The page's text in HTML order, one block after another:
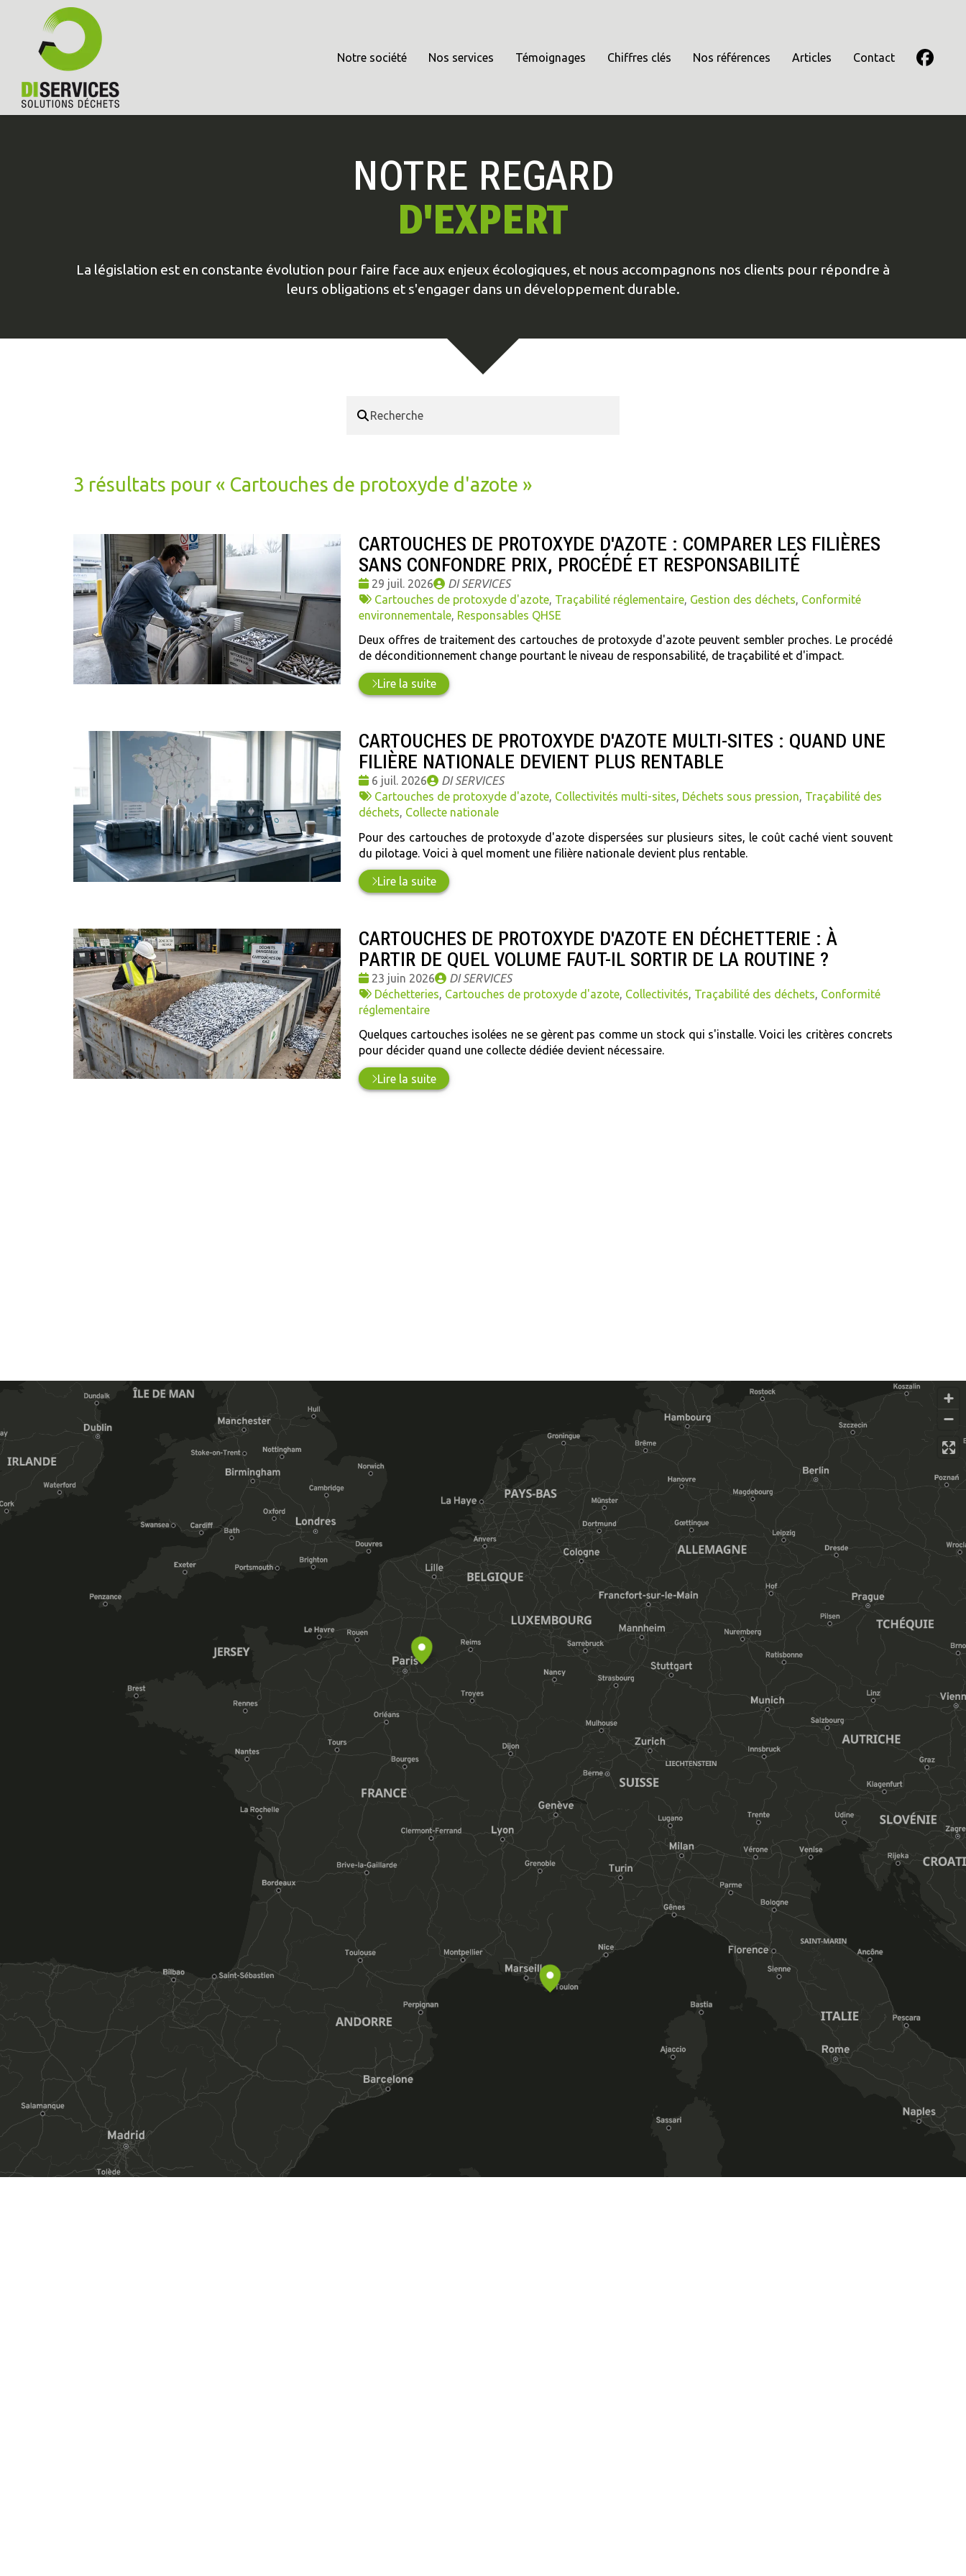
Notre société Nos services Témoignages Chiffres clés Nos références Articles Contact
NOTRE REGARD
D'EXPERT
La législation est en constante évolution pour faire face aux enjeux écologiques, et nous accompagnons nos clients pour répondre à
leurs obligations et s'engager dans un développement durable.
3 résultats pour « Cartouches de protoxyde d'azote »
CARTOUCHES DE PROTOXYDE D'AZOTE : COMPARER LES FILIÈRES
SANS CONFONDRE PRIX, PROCÉDÉ ET RESPONSABILITÉ
Date
:
29 juil. 2026
Publié
par
DI SERVICES
Tags
:
Cartouches de protoxyde d'azote, Traçabilité réglementaire, Gestion des déchets Conformité
environnementale, Responsables QHSE
Deux offres de traitement des cartouches de protoxyde d'azote peuvent sembler proches. Le procédé
de déconditionnement change pourtant le niveau de responsabilité, de traçabilité et d'impact.
Lire la suite
CARTOUCHES DE PROTOXYDE D'AZOTE MULTI-SITES : QUAND UNE
FILIÈRE NATIONALE DEVIENT PLUS RENTABLE
Date
:
6 juil. 2026
Publié
par
DI SERVICES
Tags
:
Cartouches de protoxyde d'azote, Collectivités multi-sites, Déchets sous pression, Traçabilité des
déchets, Collecte nationale
Pour des cartouches de protoxyde d'azote dispersées sur plusieurs sites, le coût caché vient souvent
du pilotage. Voici à quel moment une filière nationale devient plus rentable.
Lire la suite
CARTOUCHES DE PROTOXYDE D'AZOTE EN DÉCHETTERIE : À
PARTIR DE QUEL VOLUME FAUT-IL SORTIR DE LA ROUTINE ?
Date
:
23 juin 2026
Publié
par
DI SERVICES
Tags
:
Déchetteries, Cartouches de protoxyde d'azote, Collectivités, Traçabilité des déchets, Conformité
réglementaire
Quelques cartouches isolées ne se gèrent pas comme un stock qui s'installe. Voici les critères concrets
pour décider quand une collecte dédiée devient nécessaire.
Lire la suite